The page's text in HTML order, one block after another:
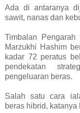
Ada di antaranya
sawit, nanas dan
Timbalan
Marzukhi Hashim
kadar 72 peratus
pendekatan
pengeluaran beras.
Salah satu cara
beras hibrid, katanya